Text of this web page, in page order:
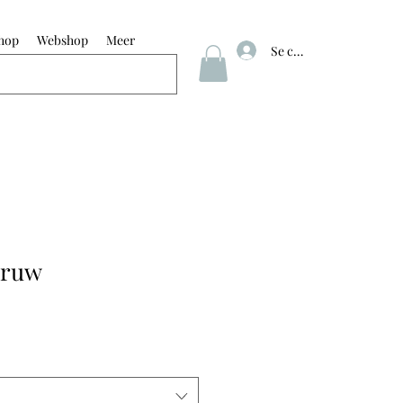
Webshop Meer
Se connecter